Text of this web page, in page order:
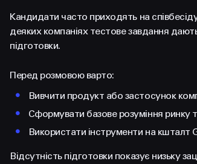
Кандидати часто приходять на
деяких компаніях тестове завдання
підготовки.
Перед розмовою варто:
•
Вивчити продукт або застосунок
•
Сформувати базове розуміння ринку
•
Використати інструменти на кшталт
Відсутність підготовки показує низьку